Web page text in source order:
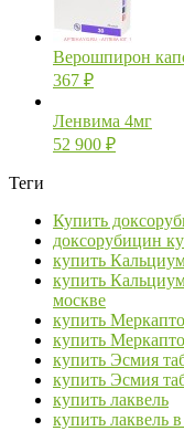
Верошпирон
367 ₽
Ленвима 4мг
52 900 ₽
Теги
Купить
доксорубицин
купить
купить
москве
купить
купить
купить Эсмия
купить Эсмия
купить лаквель
купить лаквель